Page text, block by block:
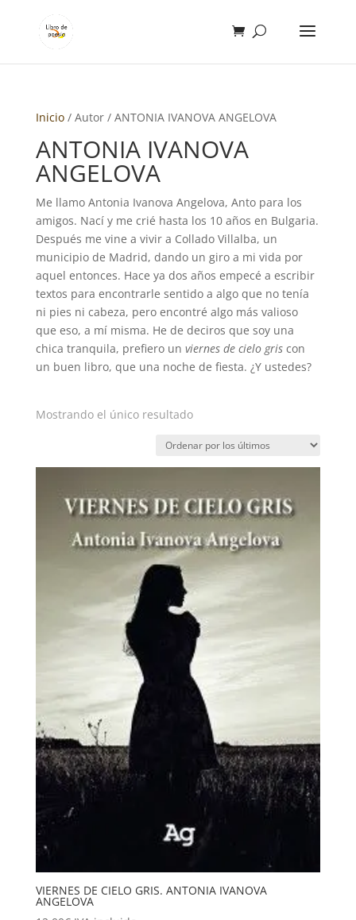
Inicio/ Autor / ANTONIA IVANOVA ANGELOVA
ANTONIA IVANOVA
ANGELOVA
Me llamo Antonia Ivanova Angelova, Anto para los
amigos. Nací y me crié hasta los 10 años en Bulgaria.
Después me vine a vivir a Collado Villalba, un
municipio de Madrid, dando un giro a mi vida por
aquel entonces. Hace ya dos años empecé a escribir
textos para encontrarle sentido a algo que no tenía
ni pies ni cabeza, pero encontré algo más valioso
que eso, a mí misma. He de deciros que soy una
chica tranquila, prefiero un viernes de cielo gris con
un buen libro, que una noche de fiesta. ¿Y ustedes?
Mostrando el único resultado
VIERNES DE CIELO GRIS. ANTONIA IVANOVA
ANGELOVA